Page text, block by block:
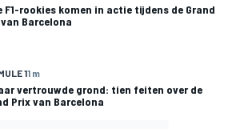
F1-rookies komen in actie tijdens de Grand
Barcelona
11 m
vertrouwde grond: tien feiten over de
Prix van Barcelona